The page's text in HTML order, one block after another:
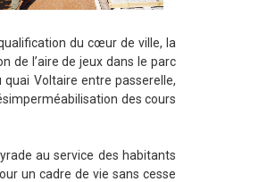
du cœur de ville, la
de l’aire de jeux dans le parc
quai Voltaire entre passerelle,
des cours
au service des habitants
un cadre de vie sans cesse